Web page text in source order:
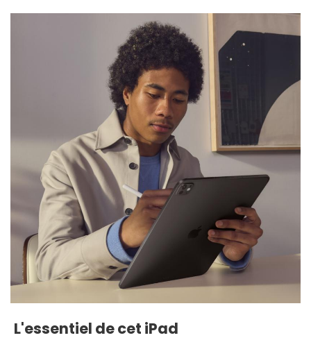
L'essentiel de cet iPad